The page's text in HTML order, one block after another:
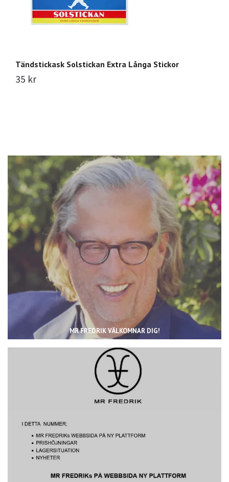
MR FREDRIK VÄLKOMNAR DIG!
Tändstickask Solstickan Extra Långa Stickor
35 kr